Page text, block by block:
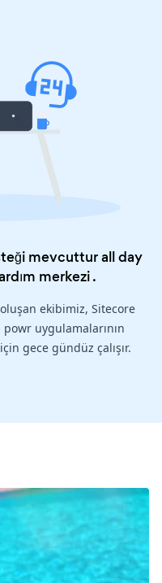
mevcuttur all day
merkezi.
ekibimiz, Sitecore
uygulamalarının
gece gündüz çalışır.